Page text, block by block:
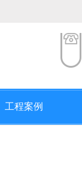
工程案例